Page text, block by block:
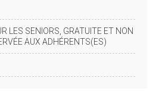
LES SENIORS, GRATUITE ET NON
AUX ADHÉRENTS(ES)